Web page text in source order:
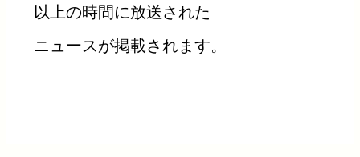
以上の時間に放送された
ニュースが掲載されます。